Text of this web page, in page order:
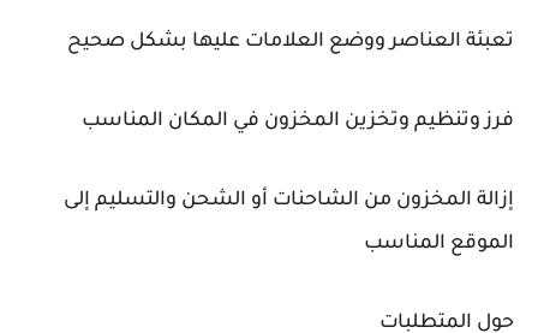
تعبئة العناصر ووضع العلامات عليها بشكل صحيح
فرز وتنظيم وتخزين المخزون في المكان المناسب
إزالة المخزون من الشاحنات أو الشحن والتسليم إلى
الموقع المناسب
حول المتطلبات